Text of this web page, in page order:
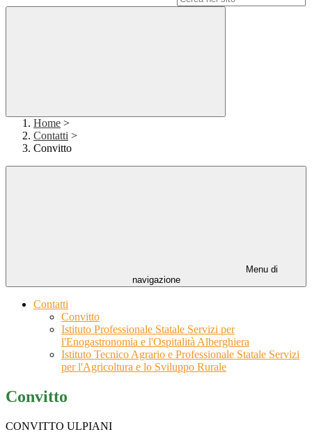
Home >
Contatti >
Convitto
Menu di
navigazione
Contatti
Convitto
Istituto Professionale Statale Servizi per
l'Enogastronomia e l'Ospitalità Alberghiera
Istituto Tecnico Agrario e Professionale Statale Servizi
per l'Agricoltura e lo Sviluppo Rurale
Convitto
CONVITTO ULPIANI